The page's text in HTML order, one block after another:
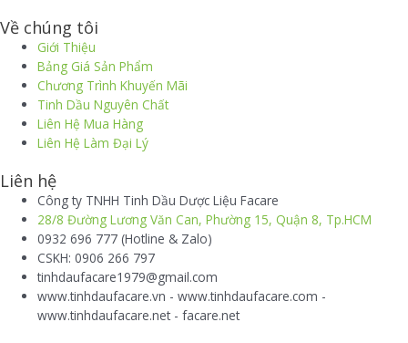
Về chúng tôi
Giới Thiệu
Bảng Giá Sản Phẩm
Chương Trình Khuyến Mãi
Tinh Dầu Nguyên Chất
Liên Hệ Mua Hàng
Liên Hệ Làm Đại Lý
Liên hệ
Công ty TNHH Tinh Dầu Dược Liệu Facare
28/8 Đường Lương Văn Can, Phường 15, Quận 8, Tp.HCM
0932 696 777 (Hotline & Zalo)
CSKH: 0906 266 797
tinhdaufacare1979@gmail.com
www.tinhdaufacare.vn - www.tinhdaufacare.com -
www.tinhdaufacare.net - facare.net